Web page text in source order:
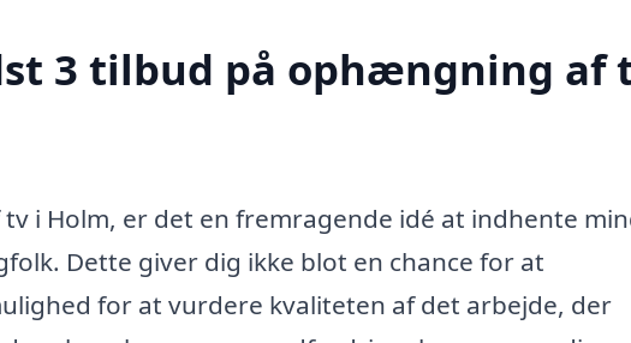
3 tilbud på ophængning af
i Holm, er det en fremragende idé at indhente
Dette giver dig ikke blot en chance for at
for at vurdere kvaliteten af det arbejde, der